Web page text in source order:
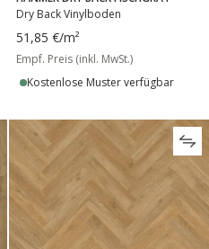
Dry Back Vinylboden
51,85 €/m²
Empf. Preis (inkl. MwSt.)
Kostenlose Muster verfügbar